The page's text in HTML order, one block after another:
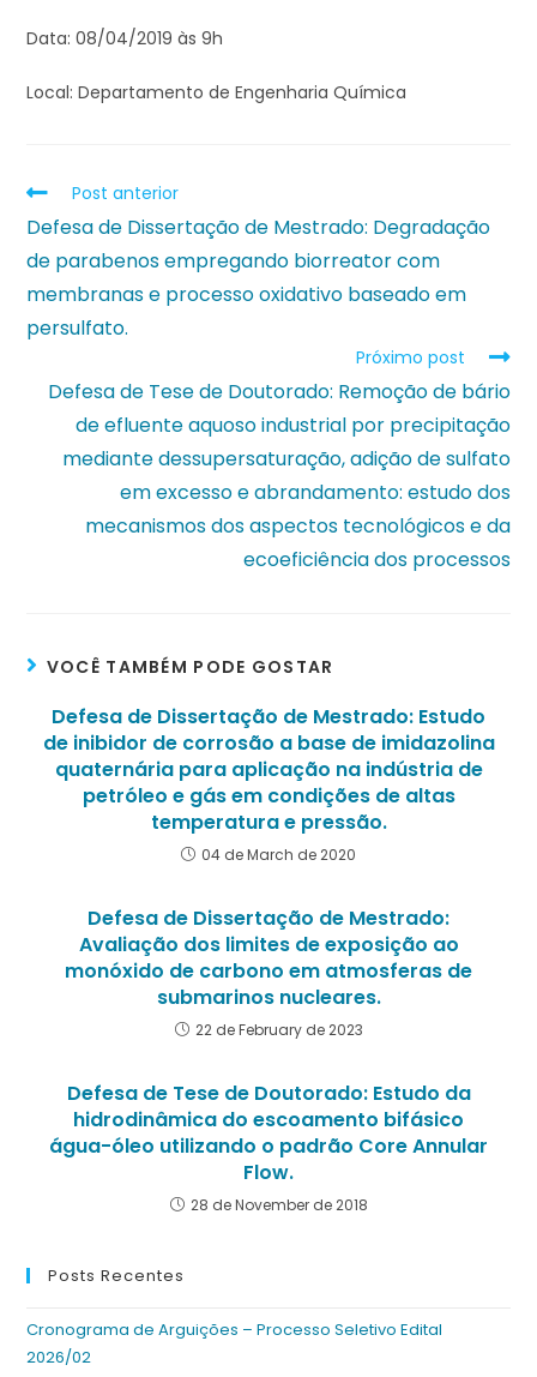
Data: 08/04/2019 às 9h
Local: Departamento de Engenharia Química
Post anterior
Defesa de Dissertação de Mestrado: Degradação
de parabenos empregando biorreator com
membranas e processo oxidativo baseado em
persulfato.
Próximo post
Defesa de Tese de Doutorado: Remoção de bário
de efluente aquoso industrial por precipitação
mediante dessupersaturação, adição de sulfato
em excesso e abrandamento: estudo dos
mecanismos dos aspectos tecnológicos e da
ecoeficiência dos processos
VOCÊ TAMBÉM PODE GOSTAR
Defesa de Dissertação de Mestrado: Estudo
de inibidor de corrosão a base de imidazolina
quaternária para aplicação na indústria de
petróleo e gás em condições de altas
temperatura e pressão.
04 de March de 2020
Defesa de Dissertação de Mestrado:
Avaliação dos limites de exposição ao
monóxido de carbono em atmosferas de
submarinos nucleares.
22 de February de 2023
Defesa de Tese de Doutorado: Estudo da
hidrodinâmica do escoamento bifásico
água-óleo utilizando o padrão Core Annular
Flow.
28 de November de 2018
Posts Recentes
Cronograma de Arguições – Processo Seletivo Edital
2026/02